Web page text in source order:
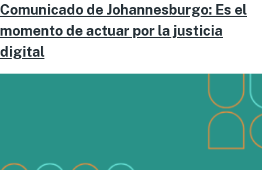
Comunicado de Johannesburgo: Es el
momento de actuar por la justicia
digital